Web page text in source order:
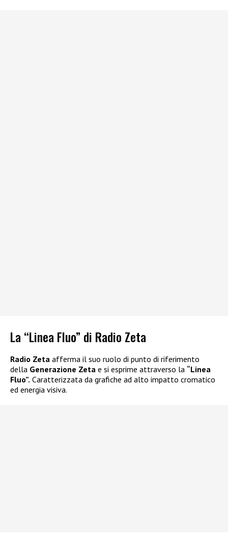
La “Linea Fluo” di Radio Zeta
Radio Zeta afferma il suo ruolo di punto di riferimento
della Generazione Zeta e si esprime attraverso la “Linea
Fluo”. Caratterizzata da grafiche ad alto impatto cromatico
ed energia visiva.